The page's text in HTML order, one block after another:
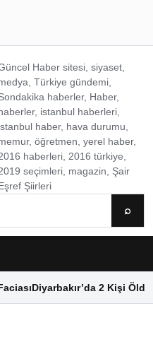
Haber sitesi, siyaset,
Türkiye gündemi,
haberler, Haber,
istanbul haberleri,
haber, hava durumu,
öğretmen, yerel haber,
haberleri, 2016 türkiye,
seçimleri, magazin, Şair
Şiirleri
⌕
Diyarbakır’da 2 Kişi Öldü